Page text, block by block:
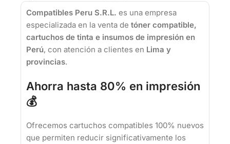
Compatibles Peru S.R.L. es una empresa
especializada en la venta de tóner compatible,
cartuchos de tinta e insumos de impresión en
Perú, con atención a clientes en Lima y
provincias.
Ahorra hasta 80% en impresión
💰
Ofrecemos cartuchos compatibles 100% nuevos
que permiten reducir significativamente los